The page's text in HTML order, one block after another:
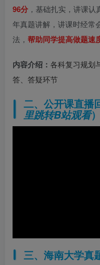
96分 ，基础扎实，讲课
年真题讲解，讲课时经常
法， 帮助同学提高做题速
内容介绍： 各科复习规划
答、答疑环节
二、 公开课直播
里跳转B站观看）
三、海南大学真